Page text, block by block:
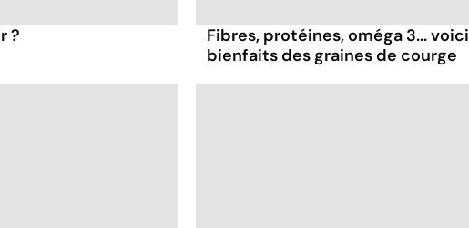
?
Fibres, protéines, oméga 3...
bienfaits des graines de courge